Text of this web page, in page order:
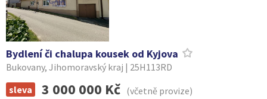
Bydlení či chalupa kousek od Kyjova
Bukovany, Jihomoravský kraj | 25H113RD
sleva
3 000 000 Kč (včetně provize)